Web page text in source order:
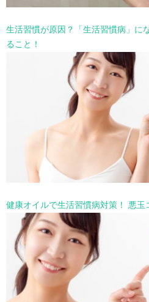
生活習慣が原因？「生活習慣病」に
ること！
健康オイルで生活習慣病対策！ 悪玉